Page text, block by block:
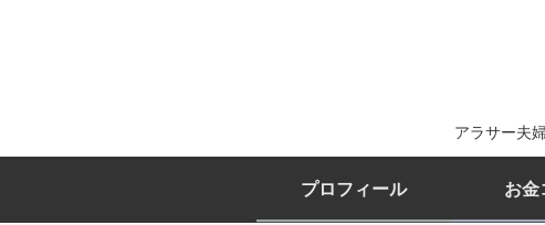
アラサー夫
プロフィール お金